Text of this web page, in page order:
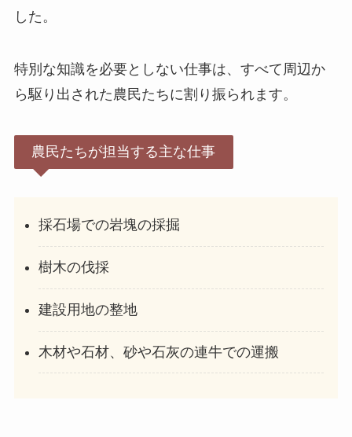
した。
特別な知識を必要としない仕事は、すべて周辺か
ら駆り出された農民たちに割り振られます。
農民たちが担当する主な仕事
採石場での岩塊の採掘
樹木の伐採
建設用地の整地
木材や石材、砂や石灰の連牛での運搬